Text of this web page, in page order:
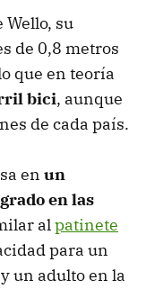
Wello, su
de 0,8 metros
que en teoría
bici, aunque
de cada país.
en un
en las
alpatinete
para un
un adulto en la